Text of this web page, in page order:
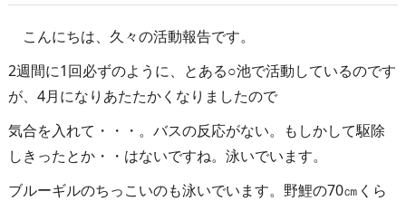
こんにちは、久々の活動報告です。
2週間に1回必ずのように、とある○池で活動しているのです
が、4月になりあたたかくなりましたので
気合を入れて・・・。バスの反応がない。もしかして駆除
しきったとか・・はないですね。泳いでいます。
ブルーギルのちっこいのも泳いでいます。野鯉の70㎝くら